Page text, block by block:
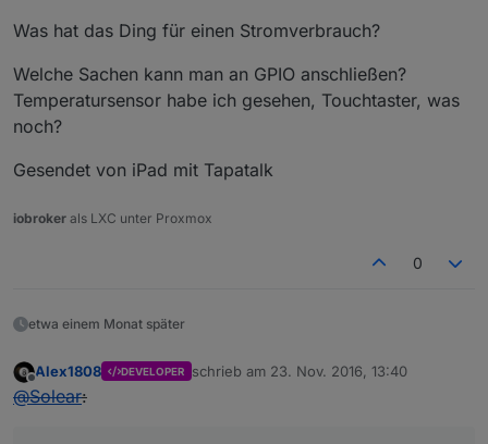
Was hat das Ding für einen Stromverbrauch?
Welche Sachen kann man an GPIO anschließen?
Temperatursensor habe ich gesehen, Touchtaster, was
noch?
Gesendet von iPad mit Tapatalk
iobroker als LXC unter Proxmox
0
etwa einem Monat später
Offline
Alex1808 DEVELOPER schrieb am 23. Nov. 2016, 13:40
zuletzt editiert von
@Solear: